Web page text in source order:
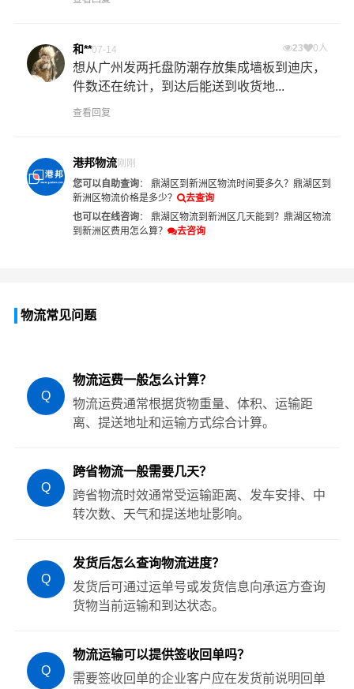
和**07-14 23 0人
想从广州发两托盘防潮存放集成墙板到迪庆，
件数还在统计，到达后能送到收货地...
查看回复
港邦物流刚刚
您可以自助查询： 鼎湖区到新洲区物流时间要多久？ 鼎湖区到
新洲区物流价格是多少？
去查询
也可以在线咨询： 鼎湖区物流到新洲区几天能到？ 鼎湖区物流
到新洲区费用怎么算？
去咨询
物流常见问题
Q
物流运费一般怎么计算？
物流运费通常根据货物重量、体积、运输距
离、提送地址和运输方式综合计算。
Q
跨省物流一般需要几天？
跨省物流时效通常受运输距离、发车安排、中
转次数、天气和提送地址影响。
Q
发货后怎么查询物流进度？
发货后可通过运单号或发货信息向承运方查询
货物当前运输和到达状态。
Q
物流运输可以提供签收回单吗？
需要签收回单的企业客户应在发货前说明回单